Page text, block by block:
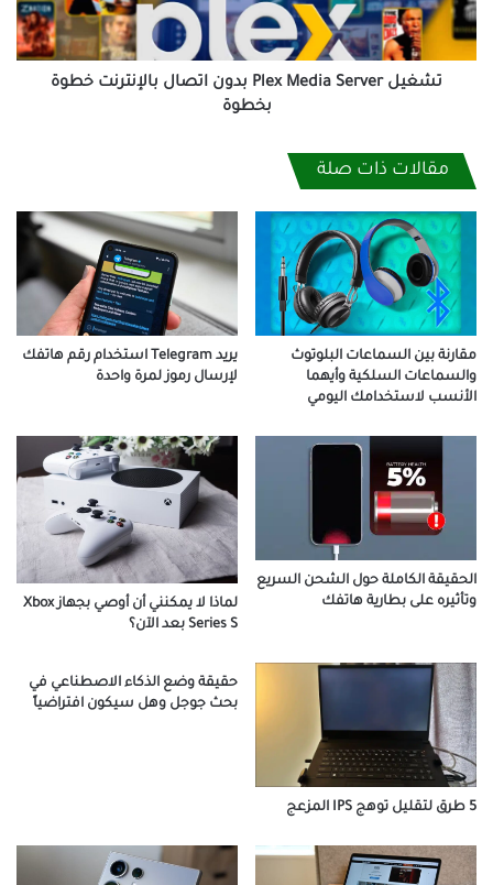
بالإنترنت
خطوة
بخطوة
تشغيل Plex Media Server بدون اتصال بالإنترنت خطوة
بخطوة
مقالات ذات صلة
مقارنة بين السماعات البلوتوث
والسماعات السلكية وأيهما
الأنسب لاستخدامك اليومي
يريد Telegram استخدام رقم هاتفك
لإرسال رموز لمرة واحدة
الحقيقة الكاملة حول الشحن السريع
وتأثيره على بطارية هاتفك
لماذا لا يمكنني أن أوصي بجهاز Xbox
Series S بعد الآن؟
5 طرق لتقليل توهج IPS المزعج
حقيقة وضع الذكاء الاصطناعي في
بحث جوجل وهل سيكون افتراضياً